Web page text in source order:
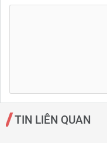
TIN LIÊN QUAN